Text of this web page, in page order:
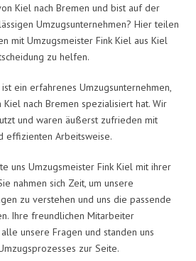
Kiel nach Bremen und bist auf der
Umzugsunternehmen? Hier teilen
mit Umzugsmeister Fink Kiel aus Kiel
zu helfen.
ein erfahrenes Umzugsunternehmen,
nach Bremen spezialisiert hat. Wir
und waren äußerst zufrieden mit
effizienten Arbeitsweise.
uns Umzugsmeister Fink Kiel mit ihrer
nahmen sich Zeit, um unsere
zu verstehen und uns die passende
Ihre freundlichen Mitarbeiter
unsere Fragen und standen uns
zur Seite.